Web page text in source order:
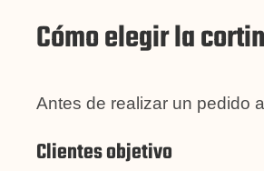
Cómo elegir la
Antes de realizar un pedido
Clientes objetivo